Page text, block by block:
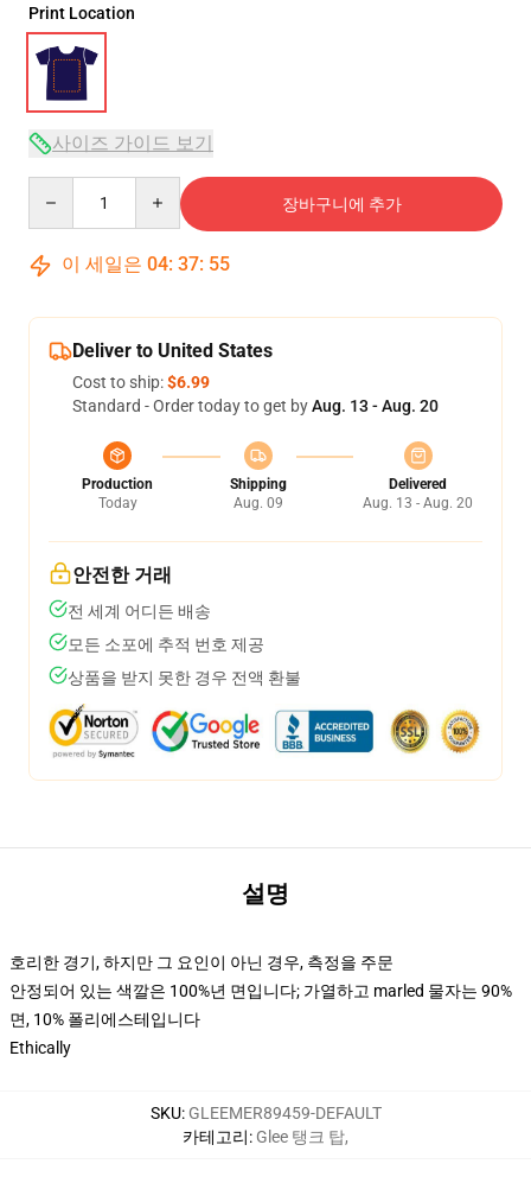
Print Location
사이즈 가이드 보기
장바구니에 추가
이 세일은 04: 37: 54
Deliver to United States
Cost to ship:$6.99
Standard - Order today to get byAug. 13 - Aug. 20
Production
Today
Shipping
Aug. 09
Delivered
Aug. 13 - Aug. 20
안전한 거래
전 세계 어디든 배송
모든 소포에 추적 번호 제공
상품을 받지 못한 경우 전액 환불
설명
호리한 경기, 하지만 그 요인이 아닌 경우, 측정을 주문
안정되어 있는 색깔은 100%년 면입니다; 가열하고 marled 물자는 90%
면, 10% 폴리에스테입니다
Ethically
SKU: GLEEMER89459-DEFAULT
카테고리: Glee 탱크 탑,